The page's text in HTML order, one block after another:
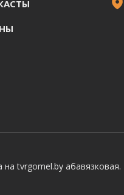
tvrgomel.by